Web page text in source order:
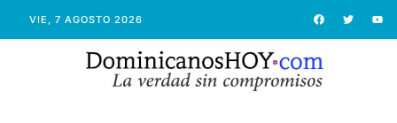
VIE, 7 AGOSTO 2026